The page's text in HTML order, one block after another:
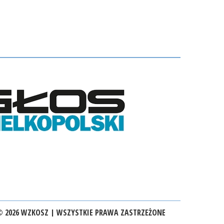
WZKOSZ | WSZYSTKIE PRAWA ZASTRZEŻONE